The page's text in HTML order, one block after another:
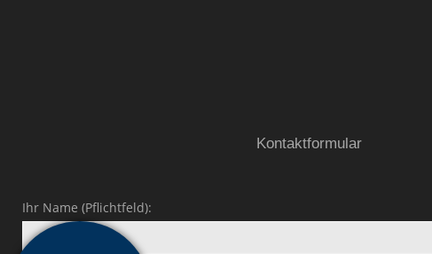
Kontaktformular
Ihr Name (Pflichtfeld):